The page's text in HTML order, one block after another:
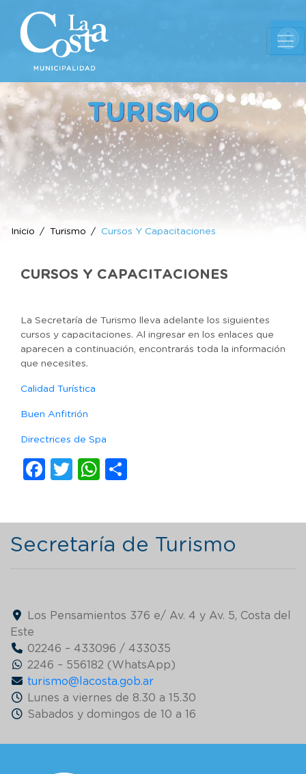
TURISMO
Inicio Turismo Cursos Y Capacitaciones
CURSOS Y CAPACITACIONES
La Secretaría de Turismo lleva adelante los siguientes
cursos y capacitaciones. Al ingresar en los enlaces que
aparecen a continuación, encontrarás toda la información
que necesites.
Calidad Turística
Buen Anfitrión
Directrices de Spa
Facebook
TwitterWhatsApp
Secretaría de Turismo
Los Pensamientos 376 e/ Av. 4 y Av. 5, Costa del
Este
02246 – 433096 / 433035
2246 – 556182 (WhatsApp)
turismo@lacosta.gob.ar
Lunes a viernes de 8.30 a 15.30
Sabados y domingos de 10 a 16